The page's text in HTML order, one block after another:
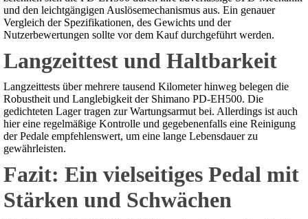
und den leichtgängigen Auslösemechanismus aus. Ein genauer
Vergleich der Spezifikationen, des Gewichts und der
Nutzerbewertungen sollte vor dem Kauf durchgeführt werden.
Langzeittest und Haltbarkeit
Langzeittests über mehrere tausend Kilometer hinweg belegen die
Robustheit und Langlebigkeit der Shimano PD-EH500. Die
gedichteten Lager tragen zur Wartungsarmut bei. Allerdings ist auch
hier eine regelmäßige Kontrolle und gegebenenfalls eine Reinigung
der Pedale empfehlenswert, um eine lange Lebensdauer zu
gewährleisten.
Fazit: Ein vielseitiges Pedal mit
Stärken und Schwächen